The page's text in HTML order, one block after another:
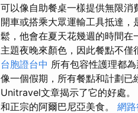
可以像自助餐桌一樣提供無限消
開車或搭乘大眾運輸工具抵達，
鬆，他會在夏天花幾週的時間
主題夜晚來顏色，因此餐點不僅
台胞證台中 所有包容性護理都
像一個假期，所有餐點和計劃已
Unitravel文章揭示了它的好處。
和正宗的阿爾巴尼亞美食。 網